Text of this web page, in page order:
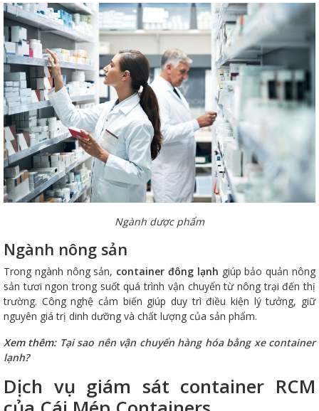
Ngành dược phẩm
Ngành nông sản
Trong ngành nông sản, container đông lạnh giúp bảo quản nông
sản tươi ngon trong suốt quá trình vận chuyển từ nông trại đến thị
trường. Công nghệ cảm biến giúp duy trì điều kiện lý tưởng, giữ
nguyên giá trị dinh dưỡng và chất lượng của sản phẩm.
Xem thêm: Tại sao nên vận chuyển hàng hóa bằng xe container
lạnh?
Dịch vụ giám sát container RCM